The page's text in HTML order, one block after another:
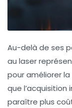
Au-delà de ses
au laser
pour améliorer
que l’acquisition
paraître plus